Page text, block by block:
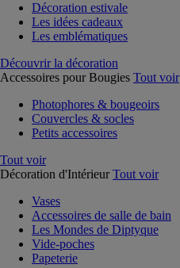
Décoration estivale
Les idées cadeaux
Les emblématiques
Découvrir la décoration
Accessoires pour Bougies Tout voir
Photophores & bougeoirs
Couvercles & socles
Petits accessoires
Tout voir
Décoration d'Intérieur Tout voir
Vases
Accessoires de salle de bain
Les Mondes de Diptyque
Vide-poches
Papeterie